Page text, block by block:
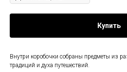
Купить
Внутри коробочки собраны предметы из
традиций и духа путешествий.